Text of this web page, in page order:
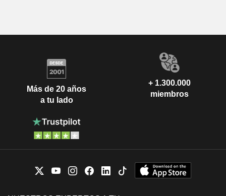
Más de 20 años
a tu lado
+ 1.300.000
miembros